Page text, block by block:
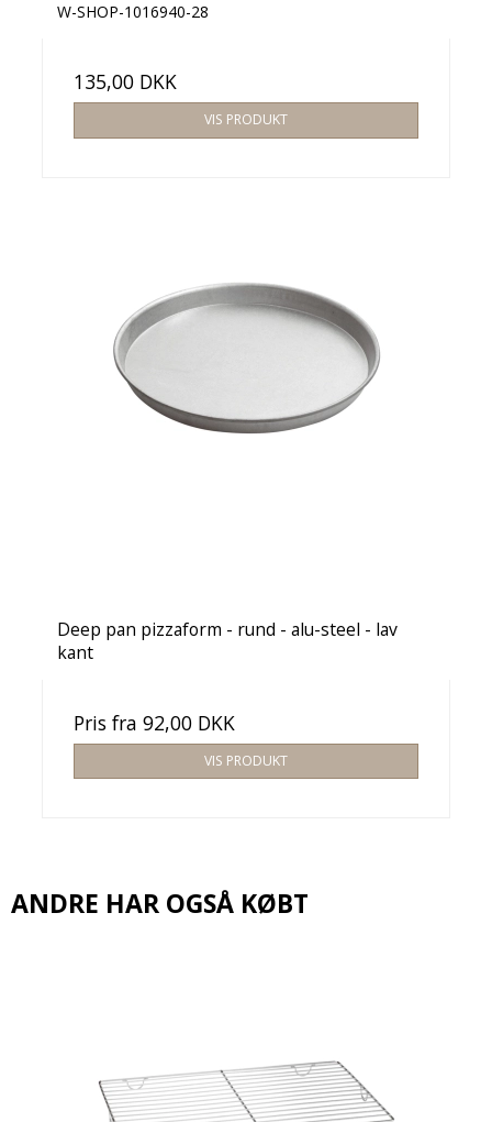
W-SHOP-1016940-28
135,00 DKK
VIS PRODUKT
Deep pan pizzaform - rund - alu-steel - lav
kant
Pris fra 92,00 DKK
VIS PRODUKT
ANDRE HAR OGSÅ KØBT